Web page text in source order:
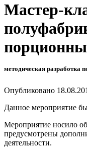
Мастер-
методическая разработка
Опубликовано
Данное мероприятие
Мероприятие носило
предусмотрены
деятельности.